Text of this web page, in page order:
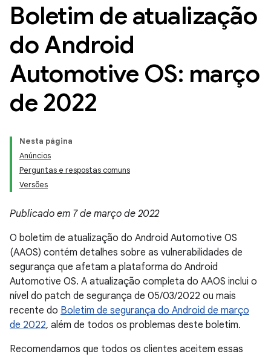
Boletim de atualização
do Android
Automotive OS: março
de 2022
Nesta página
Anúncios
Perguntas e respostas comuns
Versões
Publicado em 7 de março de 2022
O boletim de atualização do Android Automotive OS
(AAOS) contém detalhes sobre as vulnerabilidades de
segurança que afetam a plataforma do Android
Automotive OS. A atualização completa do AAOS inclui o
nível do patch de segurança de 05/03/2022 ou mais
recente do Boletim de segurança do Android de março
de 2022, além de todos os problemas deste boletim.
Recomendamos que todos os clientes aceitem essas